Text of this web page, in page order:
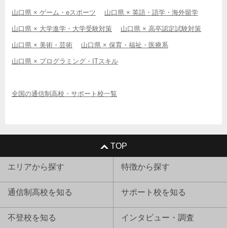
山口県 × ゲーム・eスポーツ 山口県 × 英語・語学・海外留学
山口県 × 大学進学・大学受験対策 山口県 × 高卒認定試験対策
山口県 × 美術・芸術 山口県 × 保育・福祉・医療系
山口県 × プログラミング・ITスキル
全国の通信制高校・サポート校一覧
TOP
エリアから探す 特徴から探す
通信制高校を知る サポート校を知る
不登校を知る インタビュー・調査